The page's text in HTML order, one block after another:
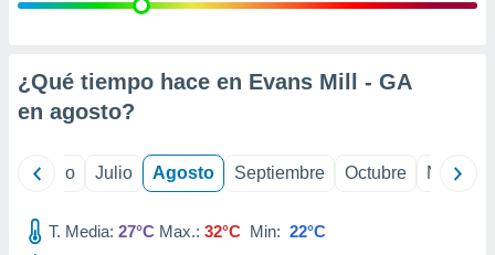
e
mediante
de
¿Qué tiempo hace en Evans Mill - GA
en agosto?
Junio Julio Agosto Septiembre Octubre
T. Media: 27°C Max.: 32°C Min: 22°C